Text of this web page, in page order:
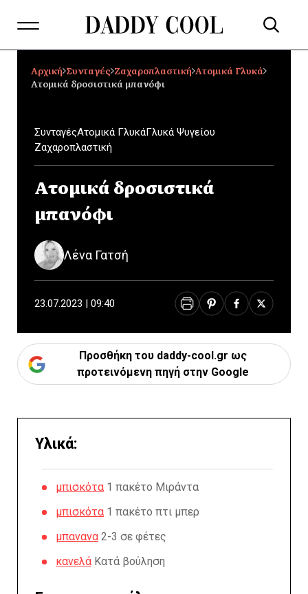
Αρχική Συνταγές Ζαχαροπλαστική Ατομικά Γλυκά
Ατομικά δροσιστικά μπανόφι
ΣυνταγέςΑτομικά ΓλυκάΓλυκά Ψυγείου
Ζαχαροπλαστική
Ατομικά δροσιστικά
μπανόφι
Λένα Γατσή
23.07.2023 | 09:40
Προσθήκη του daddy-cool.gr ως
προτεινόμενη πηγή στην Google
Υλικά:
μπισκότα 1 πακέτο Μιράντα
μπισκότα 1 πακέτο πτι μπερ
μπανανα 2-3 σε φέτες
κανελά Κατά βούληση